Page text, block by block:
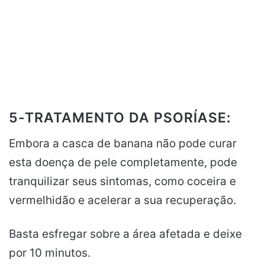
5-TRATAMENTO DA PSORÍASE:
Embora a casca de banana não pode curar
esta doença de pele completamente, pode
tranquilizar seus sintomas, como coceira e
vermelhidão e acelerar a sua recuperação.
Basta esfregar sobre a área afetada e deixe
por 10 minutos.